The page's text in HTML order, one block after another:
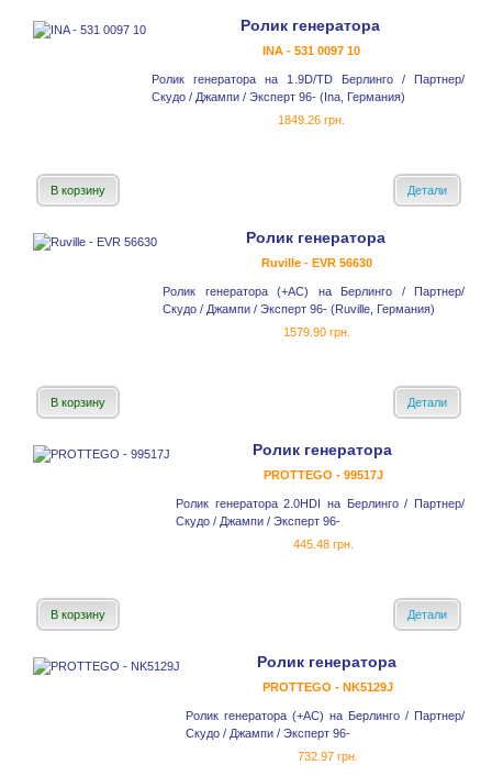
Ролик генератора
INA - 531 0097 10
Ролик генератора на 1.9D/TD Берлинго / Партнер/
Скудо / Джампи / Эксперт 96- (Ina, Германия)
1849.26 грн.
В корзину Детали
Ролик генератора
Ruville - EVR 56630
Ролик генератора (+AC) на Берлинго / Партнер/
Скудо / Джампи / Эксперт 96- (Ruville, Германия)
1579.90 грн.
В корзину Детали
Ролик генератора
PROTTEGO - 99517J
Ролик генератора 2.0HDI на Берлинго / Партнер/
Скудо / Джампи / Эксперт 96-
445.48 грн.
В корзину Детали
Ролик генератора
PROTTEGO - NK5129J
Ролик генератора (+AC) на Берлинго / Партнер/
Скудо / Джампи / Эксперт 96-
732.97 грн.